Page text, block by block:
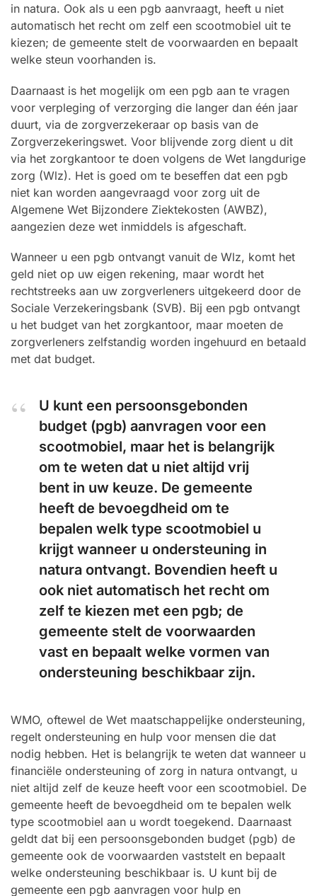
in natura. Ook als u een pgb aanvraagt, heeft u niet
automatisch het recht om zelf een scootmobiel uit te
kiezen; de gemeente stelt de voorwaarden en bepaalt
welke steun voorhanden is.
Daarnaast is het mogelijk om een pgb aan te vragen
voor verpleging of verzorging die langer dan één jaar
duurt, via de zorgverzekeraar op basis van de
Zorgverzekeringswet. Voor blijvende zorg dient u dit
via het zorgkantoor te doen volgens de Wet langdurige
zorg (Wlz). Het is goed om te beseffen dat een pgb
niet kan worden aangevraagd voor zorg uit de
Algemene Wet Bijzondere Ziektekosten (AWBZ),
aangezien deze wet inmiddels is afgeschaft.
Wanneer u een pgb ontvangt vanuit de Wlz, komt het
geld niet op uw eigen rekening, maar wordt het
rechtstreeks aan uw zorgverleners uitgekeerd door de
Sociale Verzekeringsbank (SVB). Bij een pgb ontvangt
u het budget van het zorgkantoor, maar moeten de
zorgverleners zelfstandig worden ingehuurd en betaald
met dat budget.
U kunt een persoonsgebonden
budget (pgb) aanvragen voor een
scootmobiel, maar het is belangrijk
om te weten dat u niet altijd vrij
bent in uw keuze. De gemeente
heeft de bevoegdheid om te
bepalen welk type scootmobiel u
krijgt wanneer u ondersteuning in
natura ontvangt. Bovendien heeft u
ook niet automatisch het recht om
zelf te kiezen met een pgb; de
gemeente stelt de voorwaarden
vast en bepaalt welke vormen van
ondersteuning beschikbaar zijn.
WMO, oftewel de Wet maatschappelijke ondersteuning,
regelt ondersteuning en hulp voor mensen die dat
nodig hebben. Het is belangrijk te weten dat wanneer u
financiële ondersteuning of zorg in natura ontvangt, u
niet altijd zelf de keuze heeft voor een scootmobiel. De
gemeente heeft de bevoegdheid om te bepalen welk
type scootmobiel aan u wordt toegekend. Daarnaast
geldt dat bij een persoonsgebonden budget (pgb) de
gemeente ook de voorwaarden vaststelt en bepaalt
welke ondersteuning beschikbaar is. U kunt bij de
gemeente een pgb aanvragen voor hulp en